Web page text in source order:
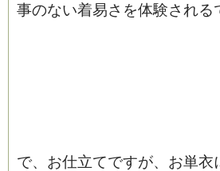
事のない着易さを体験される
で、お仕立てですが、お単衣